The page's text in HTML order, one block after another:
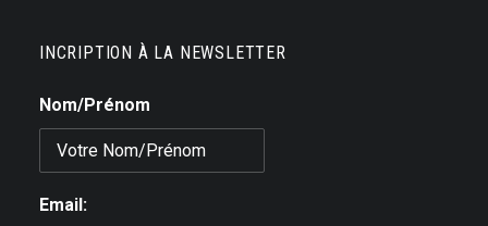
INCRIPTION À LA NEWSLETTER
Nom/Prénom
Email: